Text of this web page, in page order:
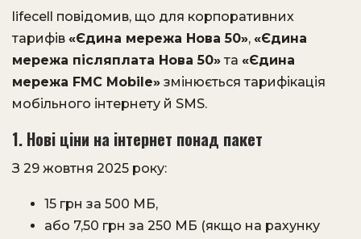
lifecell повідомив, що для корпоративних
тарифів «Єдина мережа Нова 50», «Єдина
мережа післяплата Нова 50»та «Єдина
мережа FMC Mobile» змінюється тарифікація
мобільного інтернету й SMS.
1. Нові ціни на інтернет понад пакет
З 29 жовтня 2025 року:
15 грн за 500 МБ,
або 7,50 грн за 250 МБ (якщо на рахунку